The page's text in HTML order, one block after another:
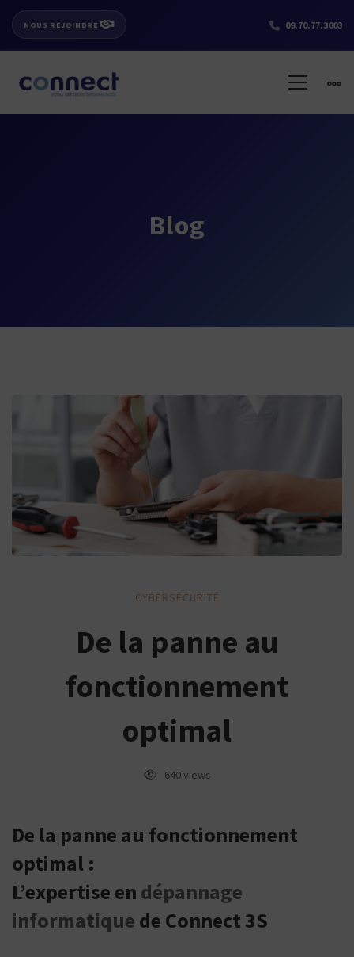
NOUS REJOINDRE 09.70.77.3003
Blog
CYBERSÉCURITÉ
De la panne au
fonctionnement
optimal
640 views
De la panne au fonctionnement
optimal :
L’expertise en dépannage
informatique de Connect 3S